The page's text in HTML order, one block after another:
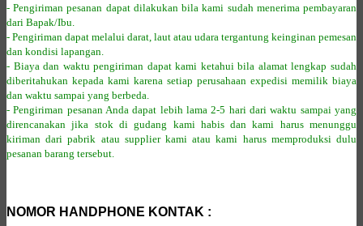
- Pengiriman pesanan dapat dilakukan bila kami sudah menerima pembayaran
dari Bapak/Ibu.
- Pengiriman dapat melalui darat, laut atau udara tergantung keinginan pemesan
dan kondisi lapangan.
- Biaya dan waktu pengiriman dapat kami ketahui bila alamat lengkap sudah
diberitahukan kepada kami karena setiap perusahaan expedisi memilik biaya
dan waktu sampai yang berbeda.
- Pengiriman pesanan Anda dapat lebih lama 2-5 hari dari waktu sampai yang
direncanakan jika stok di gudang kami habis dan kami harus menunggu
kiriman dari pabrik atau supplier kami atau kami harus memproduksi dulu
pesanan barang tersebut.
NOMOR HANDPHONE KONTAK :